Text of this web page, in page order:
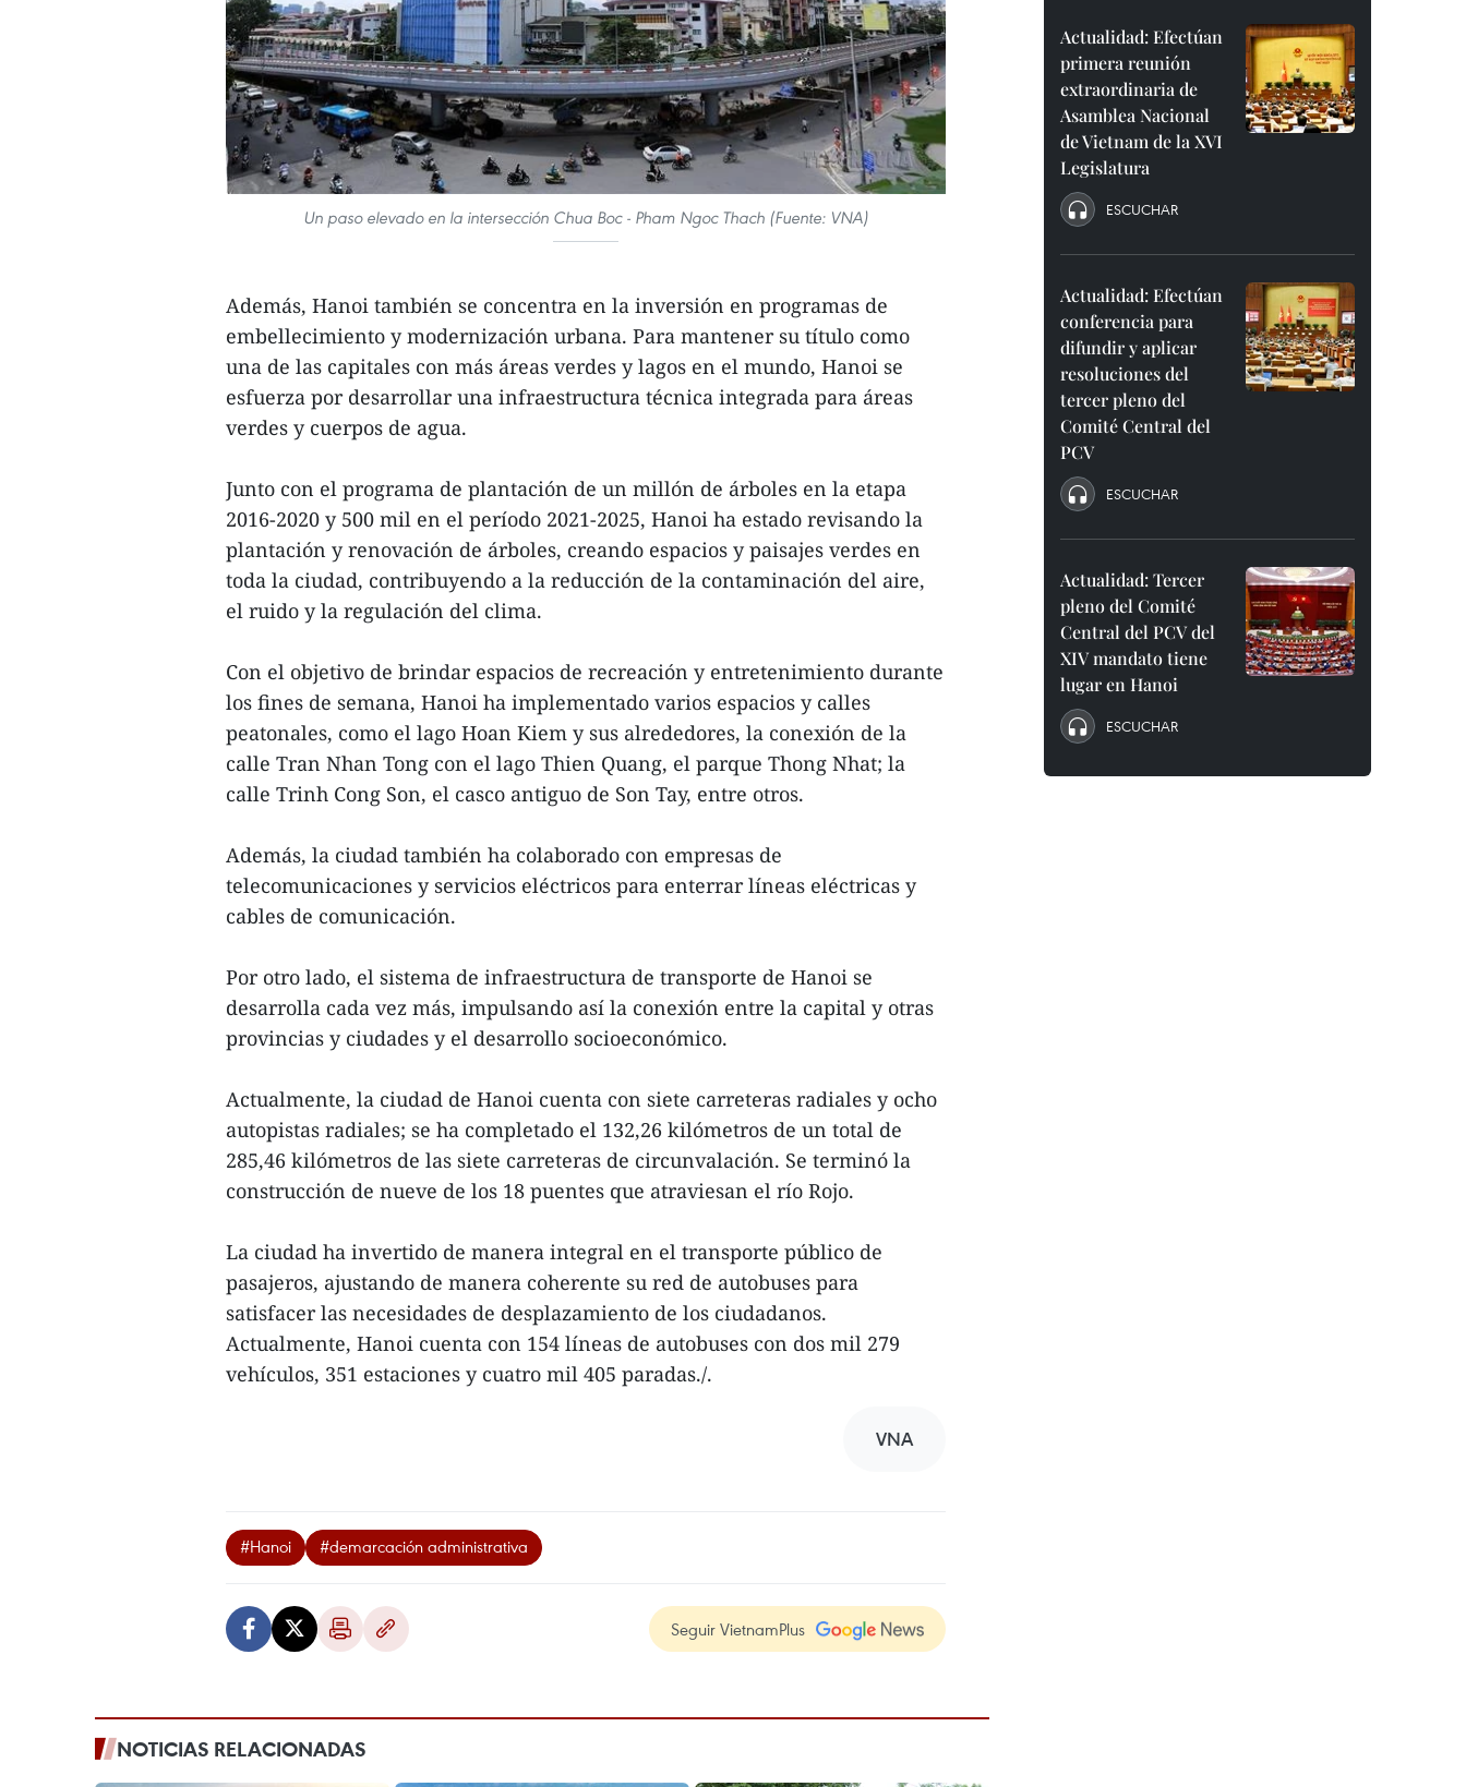
Un paso elevado en la intersección Chua Boc - Pham Ngoc Thach (Fuente: VNA)
Además, Hanoi también se concentra en la inversión en programas de
embellecimiento y modernización urbana. Para mantener su título como
una de las capitales con más áreas verdes y lagos en el mundo, Hanoi se
esfuerza por desarrollar una infraestructura técnica integrada para áreas
verdes y cuerpos de agua.
Junto con el programa de plantación de un millón de árboles en la etapa
2016-2020 y 500 mil en el período 2021-2025, Hanoi ha estado revisando la
plantación y renovación de árboles, creando espacios y paisajes verdes en
toda la ciudad, contribuyendo a la reducción de la contaminación del aire,
el ruido y la regulación del clima.
Con el objetivo de brindar espacios de recreación y entretenimiento durante
los fines de semana, Hanoi ha implementado varios espacios y calles
peatonales, como el lago Hoan Kiem y sus alrededores, la conexión de la
calle Tran Nhan Tong con el lago Thien Quang, el parque Thong Nhat; la
calle Trinh Cong Son, el casco antiguo de Son Tay, entre otros.
Además, la ciudad también ha colaborado con empresas de
telecomunicaciones y servicios eléctricos para enterrar líneas eléctricas y
cables de comunicación.
Por otro lado, el sistema de infraestructura de transporte de Hanoi se
desarrolla cada vez más, impulsando así la conexión entre la capital y otras
provincias y ciudades y el desarrollo socioeconómico.
Actualmente, la ciudad de Hanoi cuenta con siete carreteras radiales y ocho
autopistas radiales; se ha completado el 132,26 kilómetros de un total de
285,46 kilómetros de las siete carreteras de circunvalación. Se terminó la
construcción de nueve de los 18 puentes que atraviesan el río Rojo.
La ciudad ha invertido de manera integral en el transporte público de
pasajeros, ajustando de manera coherente su red de autobuses para
satisfacer las necesidades de desplazamiento de los ciudadanos.
Actualmente, Hanoi cuenta con 154 líneas de autobuses con dos mil 279
vehículos, 351 estaciones y cuatro mil 405 paradas./.
VNA
#Hanoi #demarcación administrativa
Seguir VietnamPlus
NOTICIAS RELACIONADAS
Actualidad: Efectúan
primera reunión
extraordinaria de
Asamblea Nacional
de Vietnam de la XVI
Legislatura
ESCUCHAR
Actualidad: Efectúan
conferencia para
difundir y aplicar
resoluciones del
tercer pleno del
Comité Central del
PCV
ESCUCHAR
Actualidad: Tercer
pleno del Comité
Central del PCV del
XIV mandato tiene
lugar en Hanoi
ESCUCHAR